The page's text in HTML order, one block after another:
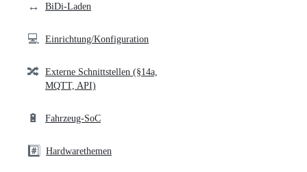
↔️ BiDi-Laden
💻 Einrichtung/Konfiguration
🔀 Externe Schnittstellen (§14a,
MQTT, API)
🔋 Fahrzeug-SoC
#️⃣ Hardwarethemen